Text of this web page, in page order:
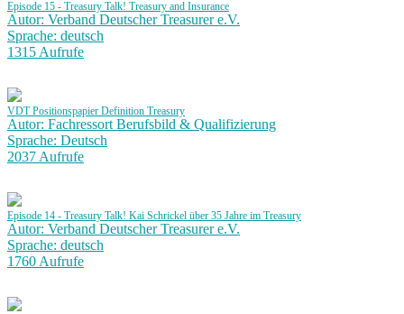
Episode 15 - Treasury Talk! Treasury and Insurance
Autor: Verband Deutscher Treasurer e.V.
Sprache: deutsch
1315 Aufrufe
VDT Positionspapier Definition Treasury
Autor: Fachressort Berufsbild & Qualifizierung
Sprache: Deutsch
2037 Aufrufe
Episode 14 - Treasury Talk! Kai Schrickel über 35 Jahre im Treasury
Autor: Verband Deutscher Treasurer e.V.
Sprache: deutsch
1760 Aufrufe